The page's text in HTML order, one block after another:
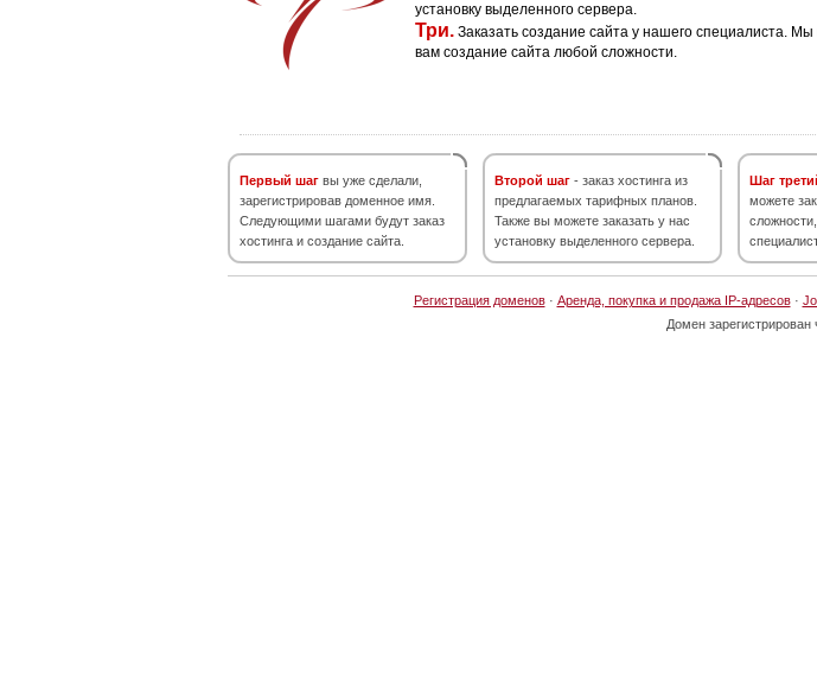
установку выделенного сервера.
Три. Заказать создание сайта у нашего специалиста.
вам создание сайта любой сложности.
Первый шаг вы уже сделали,
зарегистрировав доменное имя.
Следующими шагами будут заказ
хостинга и создание сайта.
Второй шаг - заказ хостинга из
предлагаемых тарифных планов.
Также вы можете заказать у нас
установку выделенного сервера.
Шаг
можете
Регистрация доменов· Аренда, покупка и продажа IP-адресов·
Домен зарегистрирован